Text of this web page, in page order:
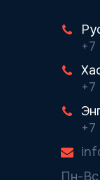
+7
+7
Пн-Вс